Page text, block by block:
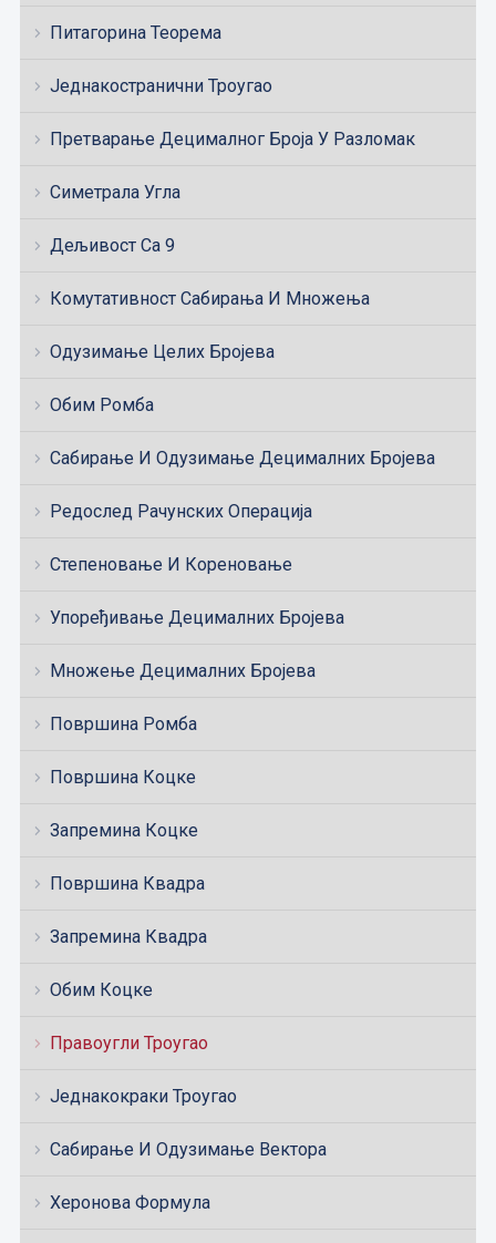
Питагорина Теорема
Једнакостранични Троугао
Претварање Децималног Броја У Разломак
Симетрала Угла
Дељивост Са 9
Комутативност Сабирања И Множења
Одузимање Целих Бројева
Обим Ромба
Сабирање И Одузимање Децималних Бројева
Редослед Рачунских Операција
Степеновање И Кореновање
Упоређивање Децималних Бројева
Множење Децималних Бројева
Површина Ромба
Површина Коцке
Запремина Коцке
Површина Квадра
Запремина Квадра
Обим Коцке
Правоугли Троугао
Једнакокраки Троугао
Сабирање И Одузимање Вектора
Херонова Формула